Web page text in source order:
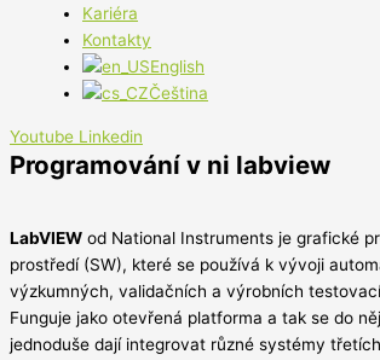
Kariéra
Kontakty
English
Čeština
Youtube Linkedin
Programování v ni labview
LabVIEW od National Instruments je grafické
prostředí (SW), které se používá k vývoji
výzkumných, validačních a výrobních
Funguje jako otevřená platforma a tak se do
jednoduše dají integrovat různé systémy